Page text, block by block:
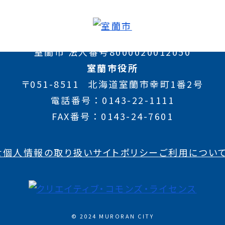
室蘭市 法人番号8000020012050
室蘭市役所
〒051-8511
北海道室蘭市幸町1番2号
電話番号
0143-22-1111
FAX番号
0143-24-7601
個人情報の取り扱いサイトポリシーご利用について
© 2024 MURORAN CITY